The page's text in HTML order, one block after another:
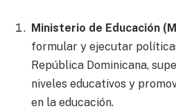
Ministerio de Educación
formular y ejecutar
República Dominicana,
niveles educativos y
en la educación.